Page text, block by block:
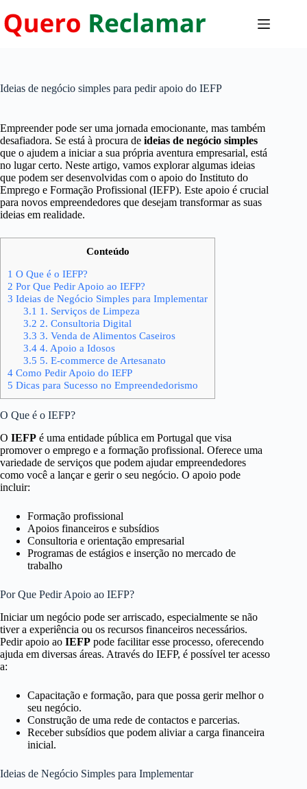
para
o
Ideias de negócio simples para pedir apoio do IEFP
Empreender pode ser uma jornada emocionante, mas também
desafiadora. Se está à procura de ideias de negócio simples
que o ajudem a iniciar a sua própria aventura empresarial, está
no lugar certo. Neste artigo, vamos explorar algumas ideias
que podem ser desenvolvidas com o apoio do Instituto do
Emprego e Formação Profissional (IEFP). Este apoio é crucial
para novos empreendedores que desejam transformar as suas
ideias em realidade.
Conteúdo
1 O Que é o IEFP?
2 Por Que Pedir Apoio ao IEFP?
3 Ideias de Negócio Simples para Implementar
3.1 1. Serviços de Limpeza
3.2 2. Consultoria Digital
3.3 3. Venda de Alimentos Caseiros
3.44. Apoio a Idosos
3.5 5. E-commerce de Artesanato
4 Como Pedir Apoio do IEFP
5 Dicas para Sucesso no Empreendedorismo
O Que é o IEFP?
O IEFP é uma entidade pública em Portugal que visa
promover o emprego e a formação profissional. Oferece uma
variedade de serviços que podem ajudar empreendedores
como você a lançar e gerir o seu negócio. O apoio pode
incluir:
Formação profissional
Apoios financeiros e subsídios
Consultoria e orientação empresarial
Programas de estágios e inserção no mercado de
trabalho
Por Que Pedir Apoio ao IEFP?
Iniciar um negócio pode ser arriscado, especialmente se não
tiver a experiência ou os recursos financeiros necessários.
Pedir apoio ao IEFP pode facilitar esse processo, oferecendo
ajuda em diversas áreas. Através do IEFP, é possível ter acesso
a:
Capacitação e formação, para que possa gerir melhor o
seu negócio.
Construção de uma rede de contactos e parcerias.
Receber subsídios que podem aliviar a carga financeira
inicial.
Ideias de Negócio Simples para Implementar